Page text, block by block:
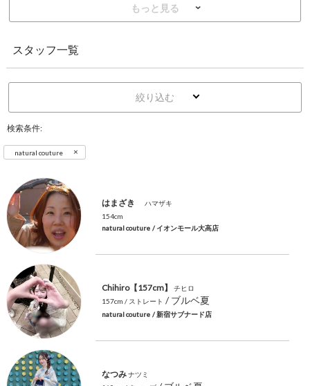
もっと見る
スタッフ一覧
絞り込む
検索条件:
natural couture ×
はまざき
ハマザキ
154cm
natural couture / イオンモール大高店
Chihiro【157cm】
チヒロ
157cm / ストレート / ブルベ夏
natural couture / 新宿サブナード店
なつみ ナツミ